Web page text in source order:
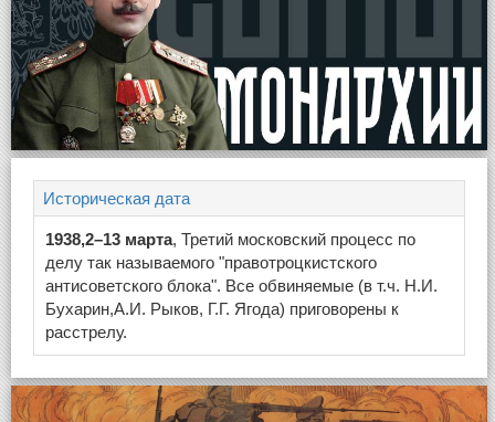
Историческая дата
1938,2–13 марта, Третий московский процесс по
делу так называемого "правотроцкистского
антисоветского блока". Все обвиняемые (в т.ч. Н.И.
Бухарин,А.И. Рыков, Г.Г. Ягода) приговорены к
расстрелу.